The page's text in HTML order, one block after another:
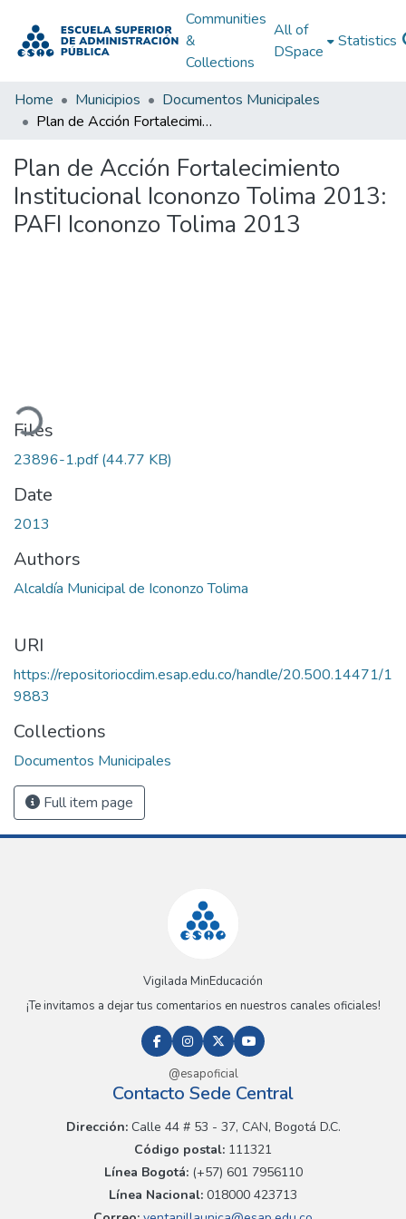
Communities
&
Collections
All of
DSpace
Statistics
Home Municipios
Documentos Municipales
Plan de Acción Fortalecimiento Institucional Icononzo Tolima 2013: PAFI Icononzo Tolima 2013
Plan de Acción Fortalecimiento
Institucional Icononzo Tolima 2013:
PAFI Icononzo Tolima 2013
Files
23896-1.pdf(44.77 KB)
Date
2013
Authors
Alcaldía Municipal de Icononzo Tolima
URI
https://repositoriocdim.esap.edu.co/handle/20.500.14471/1
9883
Collections
Documentos Municipales
Full item page
Vigilada MinEducación
¡Te invitamos a dejar tus comentarios en nuestros canales oficiales!
@esapoficial
Contacto Sede Central
Dirección:Calle 44 # 53 - 37, CAN, Bogotá D.C.
Código postal: 111321
Línea Bogotá:(+57) 601 7956110
Línea Nacional: 018000 423713